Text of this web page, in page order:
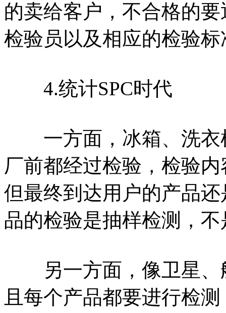
的卖给客户，不合格的
检验员以及相应的检验
4.统计SPC时代
一方面，冰箱、洗衣
厂前都经过检验，检验
但最终到达用户的产品
品的检验是抽样检测，
另一方面，像卫星、
且每个产品都要进行检